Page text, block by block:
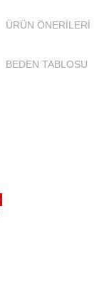
ÜRÜN ÖNERILERI
BEDEN TABLOSU